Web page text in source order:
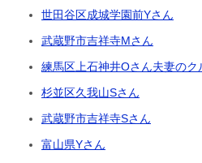
世田谷区成城学園前Yさん
武蔵野市吉祥寺Mさん
練馬区上石神井Oさん夫妻のク
杉並区久我山Sさん
武蔵野市吉祥寺Sさん
富山県Yさん